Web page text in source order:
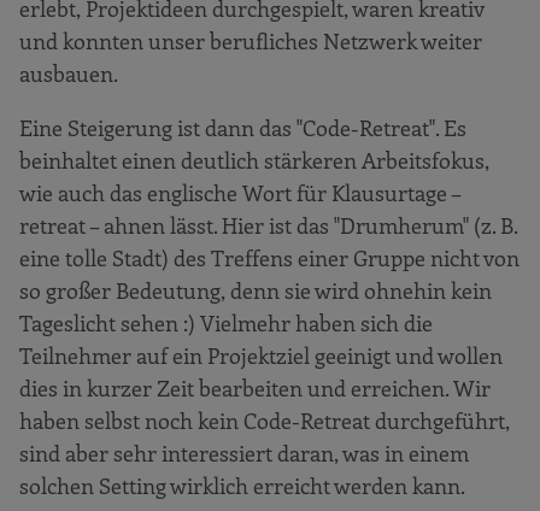
erlebt, Projektideen durchgespielt, waren kreativ
und konnten unser berufliches Netzwerk weiter
ausbauen.
Eine Steigerung ist dann das "Code-Retreat". Es
beinhaltet einen deutlich stärkeren Arbeitsfokus,
wie auch das englische Wort für Klausurtage –
retreat – ahnen lässt. Hier ist das "Drumherum" (z. B.
eine tolle Stadt) des Treffens einer Gruppe nicht von
so großer Bedeutung, denn sie wird ohnehin kein
Tageslicht sehen :) Vielmehr haben sich die
Teilnehmer auf ein Projektziel geeinigt und wollen
dies in kurzer Zeit bearbeiten und erreichen. Wir
haben selbst noch kein Code-Retreat durchgeführt,
sind aber sehr interessiert daran, was in einem
solchen Setting wirklich erreicht werden kann.